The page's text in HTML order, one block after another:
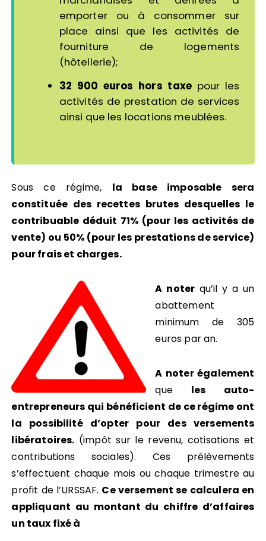
emporter ou à consommer sur
place ainsi que les activités de
fourniture de logements
(hôtellerie);
32 900 euros hors taxepour les
activités de prestation de services
ainsi que les locations meublées.
Sous ce régime, la base imposable sera
constituée des recettes brutes desquelles le
contribuable déduit 71% (pour les activités de
vente) ou 50% (pour les prestations de service)
pour frais et charges.
A noter qu’il y a un
abattement
minimum de 305
euros par an.
A noter également
que les auto-
entrepreneurs qui bénéficient de ce régime ont
la possibilité d’opter pour des versements
libératoires. (impôt sur le revenu, cotisations et
contributions sociales). Ces prélèvements
s’effectuent chaque mois ou chaque trimestre au
profit de l’URSSAF. Ce versement se calculera en
appliquant au montant du chiffre d’affaires
un taux fixé à